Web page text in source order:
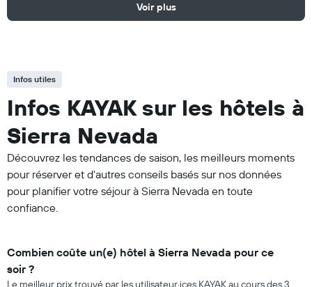
Voir plus
Infos utiles
Infos KAYAK sur les hôtels à
Sierra Nevada
Découvrez les tendances de saison, les meilleurs moments
pour réserver et d'autres conseils basés sur nos données
pour planifier votre séjour à Sierra Nevada en toute
confiance.
Combien coûte un(e) hôtel à Sierra Nevada pour ce
soir ?
Le meilleur prix trouvé par les utilisateur·ices KAYAK au cours des 3